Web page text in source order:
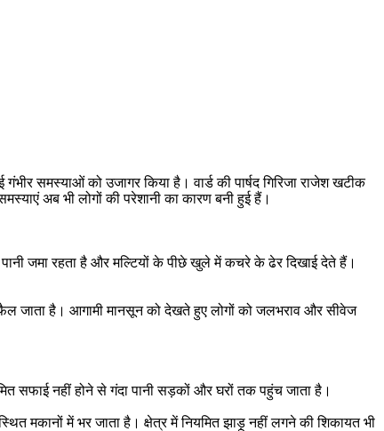
समस्याओं को उजागर किया है। वार्ड की पार्षद गिरिजा राजेश खटीक
अब भी लोगों की परेशानी का कारण बनी हुई हैं।
जमा रहता है और मल्टियों के पीछे खुले में कचरे के ढेर दिखाई देते हैं।
जाता है। आगामी मानसून को देखते हुए लोगों को जलभराव और सीवेज
सफाई नहीं होने से गंदा पानी सड़कों और घरों तक पहुंच जाता है।
मकानों में भर जाता है। क्षेत्र में नियमित झाड़ू नहीं लगने की शिकायत भी